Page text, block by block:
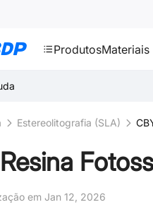
ProdutosMateriais
Estereolitografia (SLA)
em Jan 12, 2026